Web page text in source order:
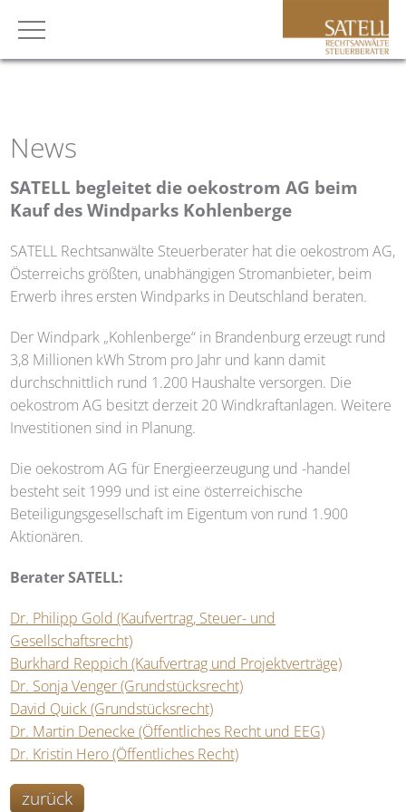
News
SATELL begleitet die oekostrom AG beim
Kauf des Windparks Kohlenberge
SATELL Rechtsanwälte Steuerberater hat die oekostrom AG,
Österreichs größten, unabhängigen Stromanbieter, beim
Erwerb ihres ersten Windparks in Deutschland beraten.
Der Windpark „Kohlenberge“ in Brandenburg erzeugt rund
3,8 Millionen kWh Strom pro Jahr und kann damit
durchschnittlich rund 1.200 Haushalte versorgen. Die
oekostrom AG besitzt derzeit 20 Windkraftanlagen. Weitere
Investitionen sind in Planung.
Die oekostrom AG für Energieerzeugung und -handel
besteht seit 1999 und ist eine österreichische
Beteiligungsgesellschaft im Eigentum von rund 1.900
Aktionären.
BeraterSATELL:
Dr. Philipp Gold (Kaufvertrag, Steuer- und
Gesellschaftsrecht)
Burkhard Reppich (Kaufvertrag und Projektverträge)
Dr. Sonja Venger (Grundstücksrecht)
David Quick (Grundstücksrecht)
Dr. Martin Denecke (Öffentliches Recht und EEG)
Dr. Kristin Hero (Öffentliches Recht)
zurück